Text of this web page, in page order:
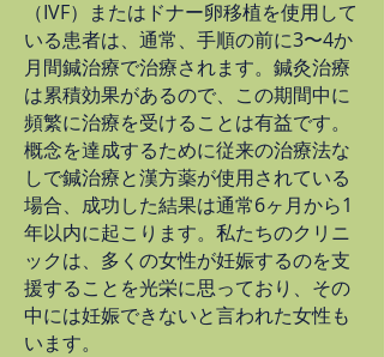
（IVF）またはドナー卵移植を使用して
いる患者は、通常、手順の前に3〜4か
月間鍼治療で治療されます。鍼灸治療
は累積効果があるので、この期間中に
頻繁に治療を受けることは有益です。
概念を達成するために従来の治療法な
しで鍼治療と漢方薬が使用されている
場合、成功した結果は通常6ヶ月から1
年以内に起こります。私たちのクリニ
ックは、多くの女性が妊娠するのを支
援することを光栄に思っており、その
中には妊娠できないと言われた女性も
います。